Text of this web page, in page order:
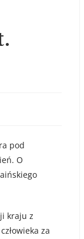
pod
O
kraju z
za